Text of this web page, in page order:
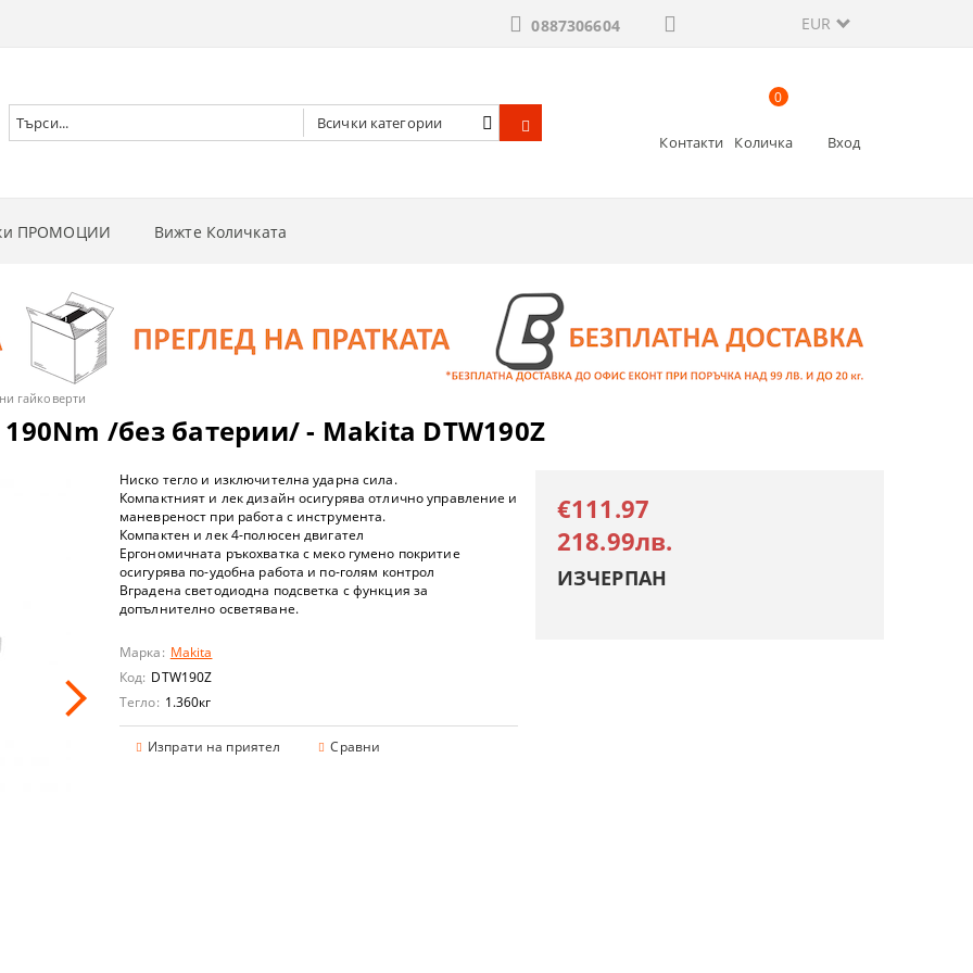
0887306604 EUR
Контакти Количка
0
Вход
ВИНТОВЕРТИ
ГАЙКОВЕРТИ
ОТВЕРТКИ
ЦИРКУЛЯРИ
ПЕРФОРАТОРИ
ПРОБОДНИ ТРИОНИ
ЪГЛОШЛАЙФИ
УСТРОЙСТВА
ОСЦИЛИРАЩИ МАШИНИ
ЗА ГОРЕЩ ВЪЗДУХ
ТРЕВА
ПОМПИ
ВОДНИ ПОМПИ
I ШАРНИРИ I ПРУЖИНИ
ЗА ДВИГАТЕЛ I ДОЗЕР
ИНСТРУМЕНТИ I ЛЕЖАНКИ I СТОЛОВЕ
ИНСТРУМЕНТИ
ЗА ТАКЕР
ПРОМОЦИИ Вижте Количката
гайковерти
/без батерии/ - Makita DTW190Z
Ниско тегло и изключителна ударна сила.
Компактният и лек дизайн осигурява отлично управление и
маневреност при работа с инструмента.
Компактен и лек 4-полюсен двигател
Ергономичната ръкохватка с меко гумено покритие
осигурява по-удобна работа и по-голям контрол
Вградена светодиодна подсветка с функция за
допълнително осветяване.
Марка: Makita
Код: DTW190Z
Тегло: 1.360кг
Изпрати на приятел Сравни
€111.97
218.99лв.
ИЗЧЕРПАН